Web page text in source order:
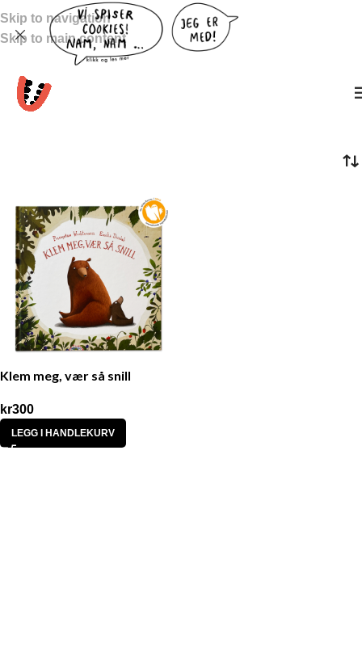
Skip to navigation
Skip to main content
Klem meg, vær så snill
kr300
LEGG I HANDLEKURV